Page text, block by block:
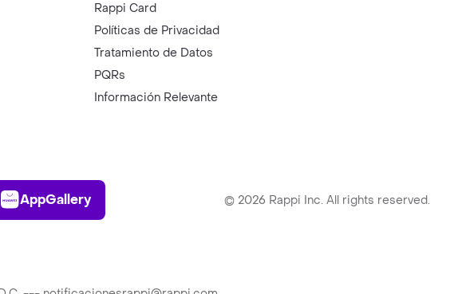
Rappi Card
Políticas de Privacidad
Tratamiento de Datos
PQRs
Información Relevante
AppGallery
AppGallery © 2026 Rappi Inc. All rights reserved.